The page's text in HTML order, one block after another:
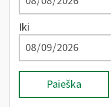
Iki
Paieška